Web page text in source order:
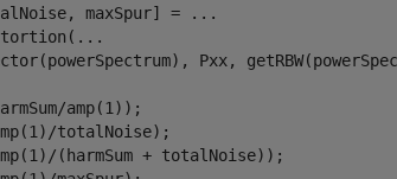
maxSpur] = ...
Pxx,
amp(1));
totalNoise);
(harmSum + totalNoise));